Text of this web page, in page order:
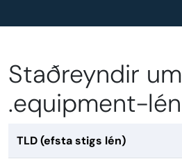
Staðreyndir um
.equipment-lén
TLD (efsta stigs lén)